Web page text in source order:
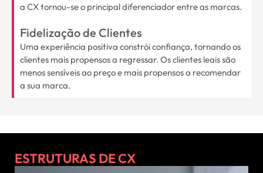
a CX tornou-se o principal diferenciador entre as marcas.
Fidelização de Clientes
Uma experiência positiva constrói confiança, tornando os
clientes mais propensos a regressar. Os clientes leais são
menos sensíveis ao preço e mais propensos a recomendar
a sua marca.
ESTRUTURAS DE CX